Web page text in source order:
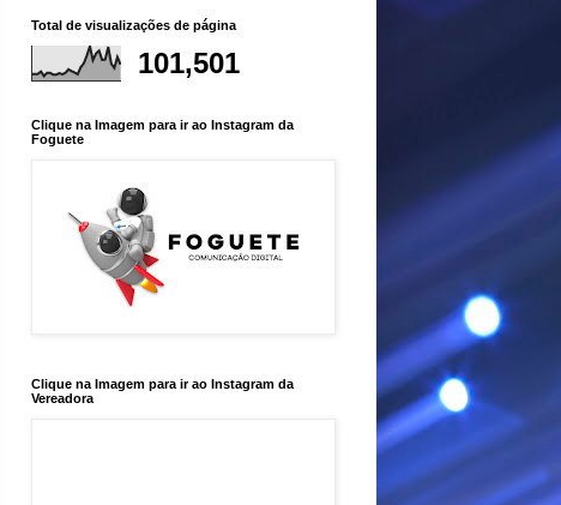
Total de visualizações de página
101,501
Clique na Imagem para ir ao Instagram da
Foguete
Clique na Imagem para ir ao Instagram da
Vereadora